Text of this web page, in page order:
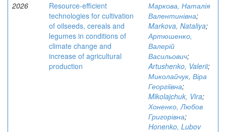
2026
Resource-efficient
technologies for cultivation
of oilseeds, cereals and
legumes in conditions of
climate change and
increase of agricultural
production
Маркова, Наталія
Валентинівна;
Markova, Nataliya;
Артюшенко,
Валерій
Васильович;
Artushenko, Valerii;
Миколайчук, Віра
Георгіївна;
Mikolajchuk, Vira;
Хоненко, Любов
Григорівна;
Honenko, Lubov